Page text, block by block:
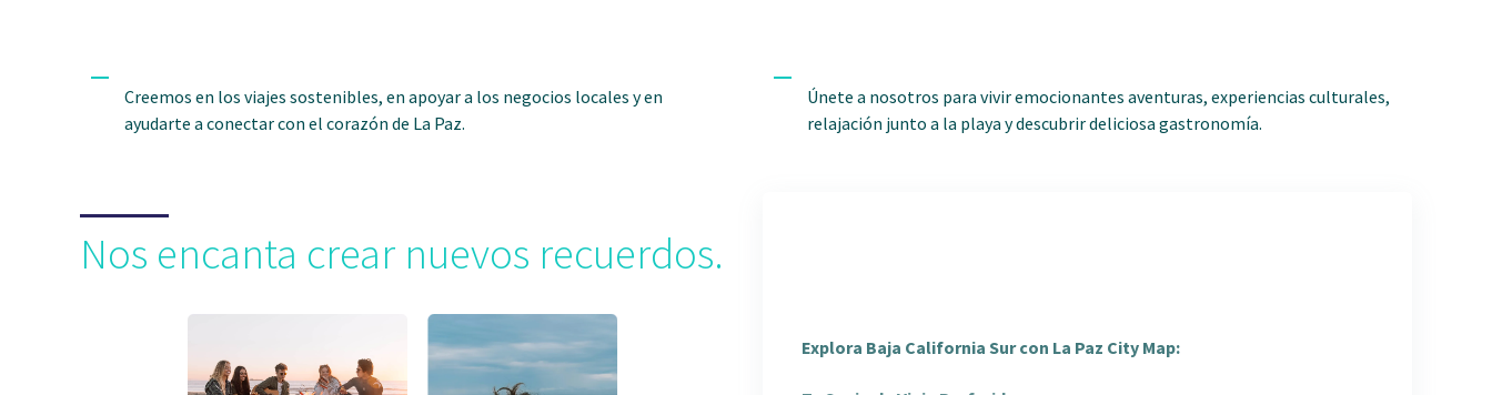
Creemos en los viajes sostenibles, en apoyar a los negocios locales y en
ayudarte a conectar con el corazón de La Paz.
Únete a nosotros para vivir emocionantes aventuras, experiencias culturales,
relajación junto a la playa y descubrir deliciosa gastronomía.
Nos encanta crear nuevos recuerdos.
Explora Baja California Sur con La Paz City Map: